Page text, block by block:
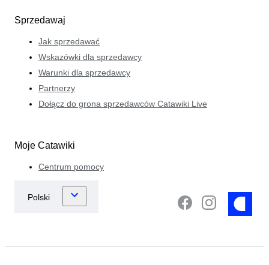
Sprzedawaj
Jak sprzedawać
Wskazówki dla sprzedawcy
Warunki dla sprzedawcy
Partnerzy
Dołącz do grona sprzedawców Catawiki Live
Moje Catawiki
Centrum pomocy